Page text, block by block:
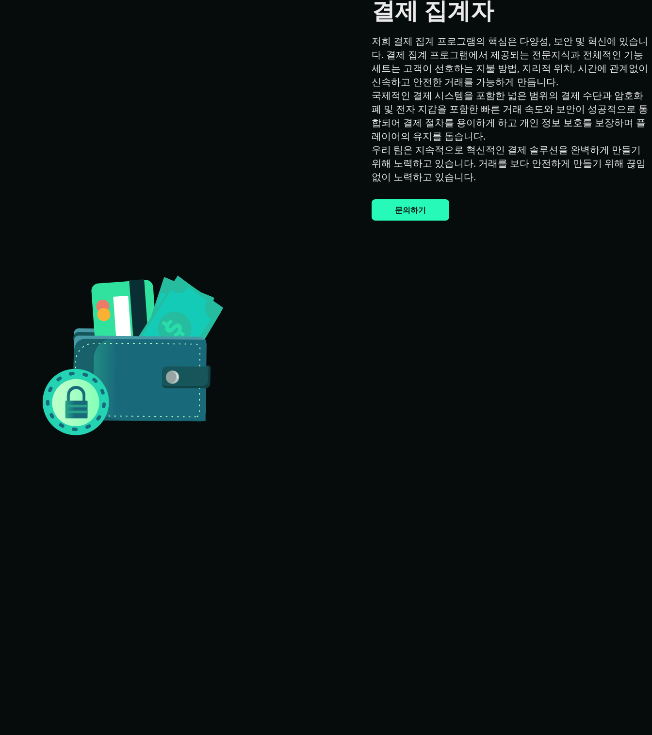
결제 집계자
저희 결제 집계 프로그램의 핵심은 다양성, 보안 및 혁신에 있습니
다. 결제 집계 프로그램에서 제공되는 전문지식과 전체적인 기능
세트는 고객이 선호하는 지불 방법, 지리적 위치, 시간에 관계없이
신속하고 안전한 거래를 가능하게 만듭니다.
국제적인 결제 시스템을 포함한 넓은 범위의 결제 수단과 암호화
폐 및 전자 지갑을 포함한 빠른 거래 속도와 보안이 성공적으로 통
합되어 결제 절차를 용이하게 하고 개인 정보 보호를 보장하며 플
레이어의 유지를 돕습니다.
우리 팀은 지속적으로 혁신적인 결제 솔루션을 완벽하게 만들기
위해 노력하고 있습니다. 거래를 보다 안전하게 만들기 위해 끊임
없이 노력하고 있습니다.
문의하기